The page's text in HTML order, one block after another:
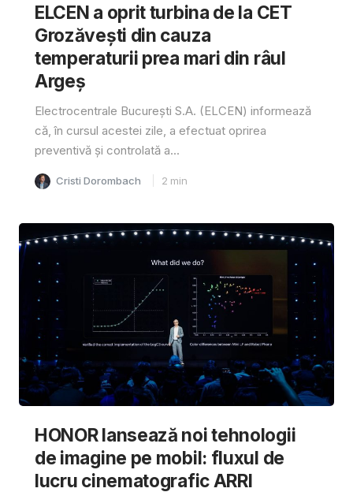
ELCEN a oprit turbina de la CET
Grozăvești din cauza
temperaturii prea mari din râul
Argeș
Electrocentrale București S.A. (ELCEN) informează
că, în cursul acestei zile, a efectuat oprirea
preventivă și controlată a...
Cristi Dorombach 2 min
HONOR lansează noi tehnologii
de imagine pe mobil: fluxul de
lucru cinematografic ARRI